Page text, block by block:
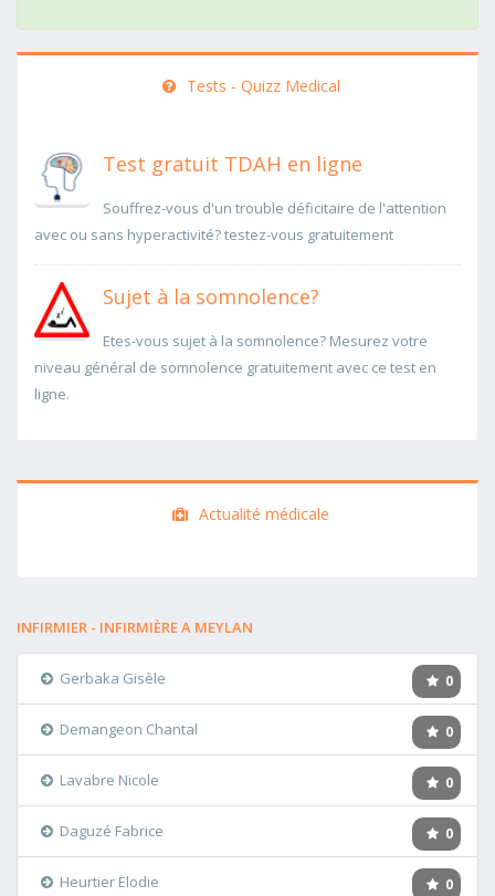
Tests - Quizz Medical
Test gratuit TDAH en ligne
Souffrez-vous d'un trouble déficitaire de l'attention
avec ou sans hyperactivité? testez-vous gratuitement
Sujet à la somnolence?
Etes-vous sujet à la somnolence? Mesurez votre
niveau général de somnolence gratuitement avec ce test en
ligne.
Actualité médicale
INFIRMIER - INFIRMIÈRE A MEYLAN
0
Gerbaka Gisèle
0
Demangeon Chantal
0
Lavabre Nicole
0
Daguzé Fabrice
0
Heurtier Elodie